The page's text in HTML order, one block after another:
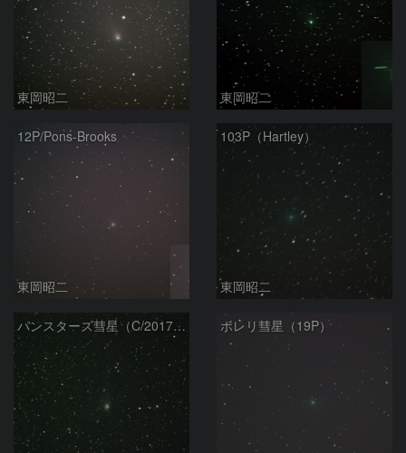
東岡昭二 東岡昭二
12P/Pons-Brooks
東岡昭二
103P（Hartley）
東岡昭二
パンスターズ彗星（C/2017 K2） ボレリ彗星（19P）